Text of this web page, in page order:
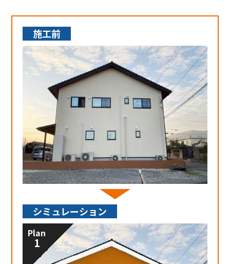
施工前
シミュレーション
Plan
1